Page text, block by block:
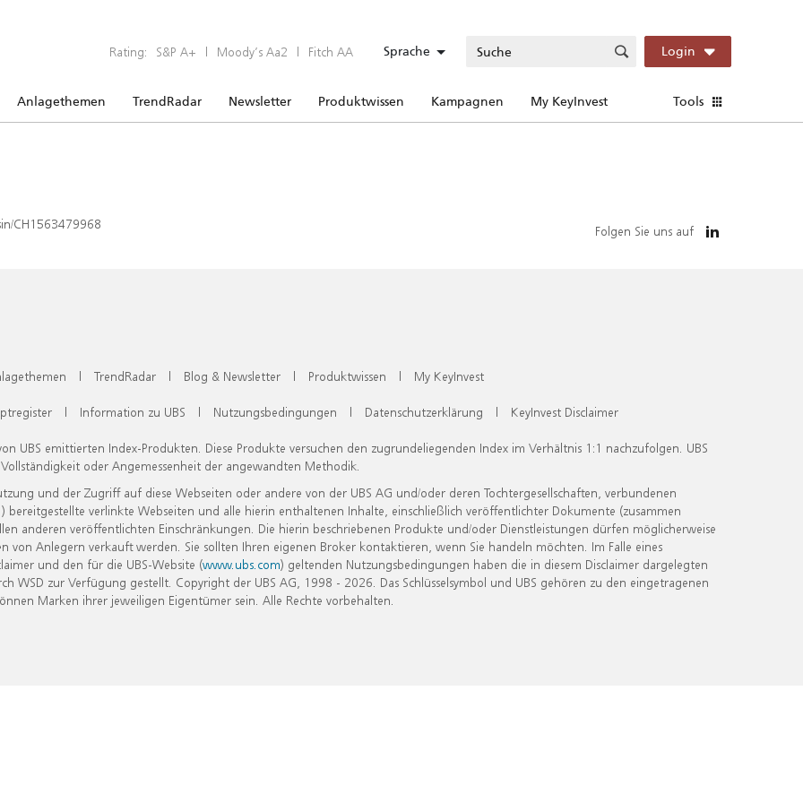
Rating: S&P A+ | Moody’s Aa2 | Fitch AA Sprache Login
Anlagethemen TrendRadar Newsletter Produktwissen Kampagnen My KeyInvest Tools
CH1563479968 Folgen Sie uns auf
| TrendRadar | Blog & Newsletter | Produktwissen | My KeyInvest
| Information zu UBS | Nutzungsbedingungen | Datenschutzerklärung | KeyInvest Disclaimer
UBS emittierten Index-Produkten. Diese Produkte versuchen den zugrundeliegenden Index im Verhältnis 1:1 nachzufolgen. UBS
oder Angemessenheit der angewandten Methodik.
und der Zugriff auf diese Webseiten oder andere von der UBS AG und/oder deren Tochtergesellschaften, verbundenen
verlinkte Webseiten und alle hierin enthaltenen Inhalte, einschließlich veröffentlichter Dokumente (zusammen
anderen veröffentlichten Einschränkungen. Die hierin beschriebenen Produkte und/oder Dienstleistungen dürfen möglicherweise
Anlegern verkauft werden. Sie sollten Ihren eigenen Broker kontaktieren, wenn Sie handeln möchten. Im Falle eines
und den für die UBS-Website (www.ubs.com) geltenden Nutzungsbedingungen haben die in diesem Disclaimer dargelegten
zur Verfügung gestellt. Copyright der UBS AG, 1998 - 2026. Das Schlüsselsymbol und UBS gehören zu den eingetragenen
Marken ihrer jeweiligen Eigentümer sein. Alle Rechte vorbehalten.